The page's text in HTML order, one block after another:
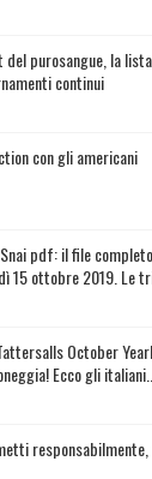
del purosangue, la
continui
con gli americani
pdf: il file
15 ottobre 2019. Le
October
Ecco gli italiani..